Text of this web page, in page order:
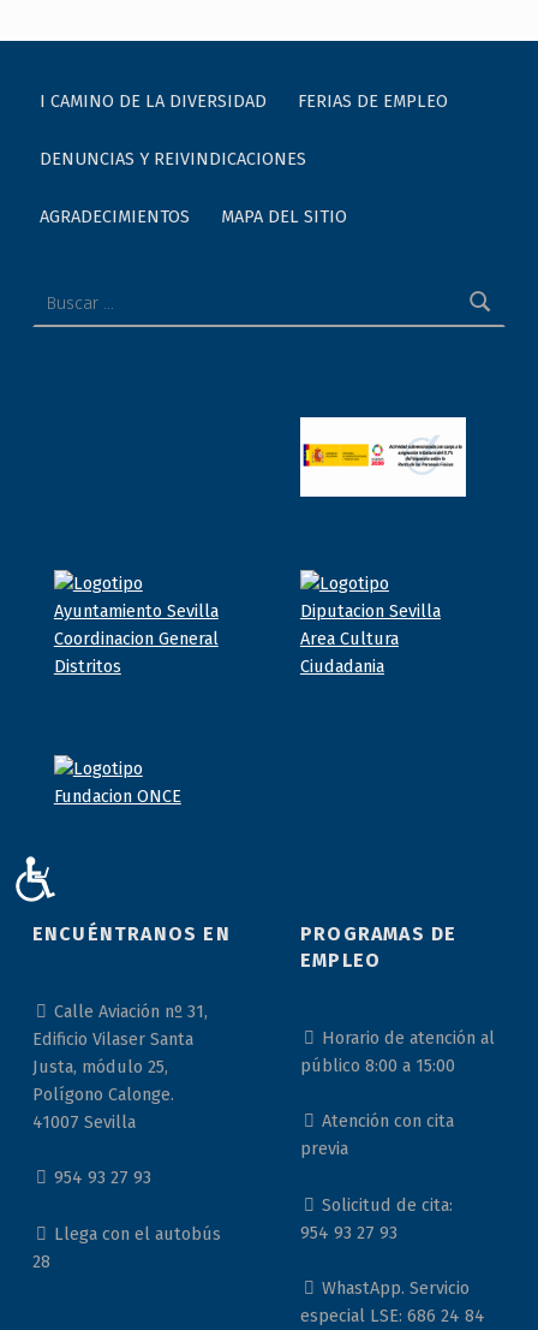
I CAMINO DE LA DIVERSIDAD FERIAS DE EMPLEO
DENUNCIAS Y REIVINDICACIONES
AGRADECIMIENTOS MAPA DEL SITIO
ENCUÉNTRANOS EN
Calle Aviación nº 31,
Edificio Vilaser Santa
Justa, módulo 25,
Polígono Calonge.
41007 Sevilla
954 93 27 93
Llega con el autobús
28
PROGRAMAS DE
EMPLEO
Horario de atención al
público 8:00 a 15:00
Atención con cita
previa
Solicitud de cita:
954 93 27 93
WhastApp. Servicio
especial LSE: 686 24 84